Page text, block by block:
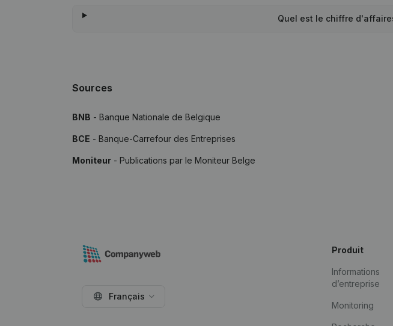
Quel est le chiffre
Sources
BNB - Banque Nationale de Belgique
BCE - Banque-Carrefour des Entreprises
Moniteur - Publications par le Moniteur Belge
Français
Produit
Informations
d’entreprise
Monitoring